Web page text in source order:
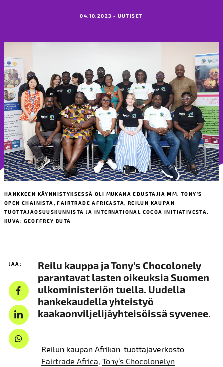
04.10.2023 - UUTISET
HANKKEEN KÄYNNISTYKSESSÄ OLI MUKANA EDUSTAJIA MM. TONY’S
OPEN CHAINISTA, FAIRTRADE AFRICASTA, REILUN KAUPAN
TUOTTAJAOSUUSKUNNISTA JA INTERNATIONAL COCOA INITIATIVESTA.
KUVA: GEOFFREY BUTA
JAA:
Reilu kauppa ja Tony’s Chocolonely
parantavat lasten oikeuksia Suomen
ulkoministeriön tuella. Uudella
hankekaudella yhteistyö
kaakaonviljelijäyhteisöissä syvenee.
Reilun kaupan Afrikan-tuottajaverkosto
Fairtrade Africa Tony’s Chocolonelyn